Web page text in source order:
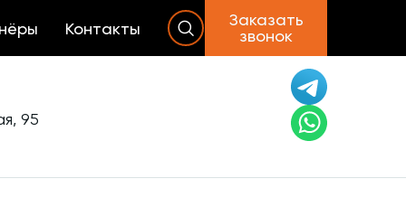
Контакты
Заказать
звонок
95